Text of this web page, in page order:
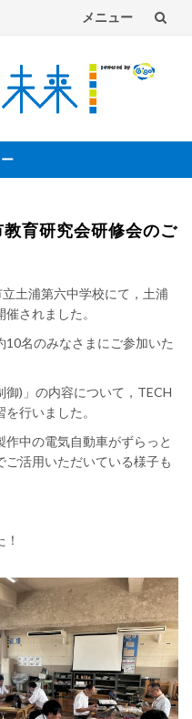
メニュー
育研究会研修会のご
土浦第六中学校にて，土浦
されました。
10名のみなさまにご参加いた
御)」の内容について，TECH
行いました。
中の電気自動車がずらっと
ご活用いただいている様子も